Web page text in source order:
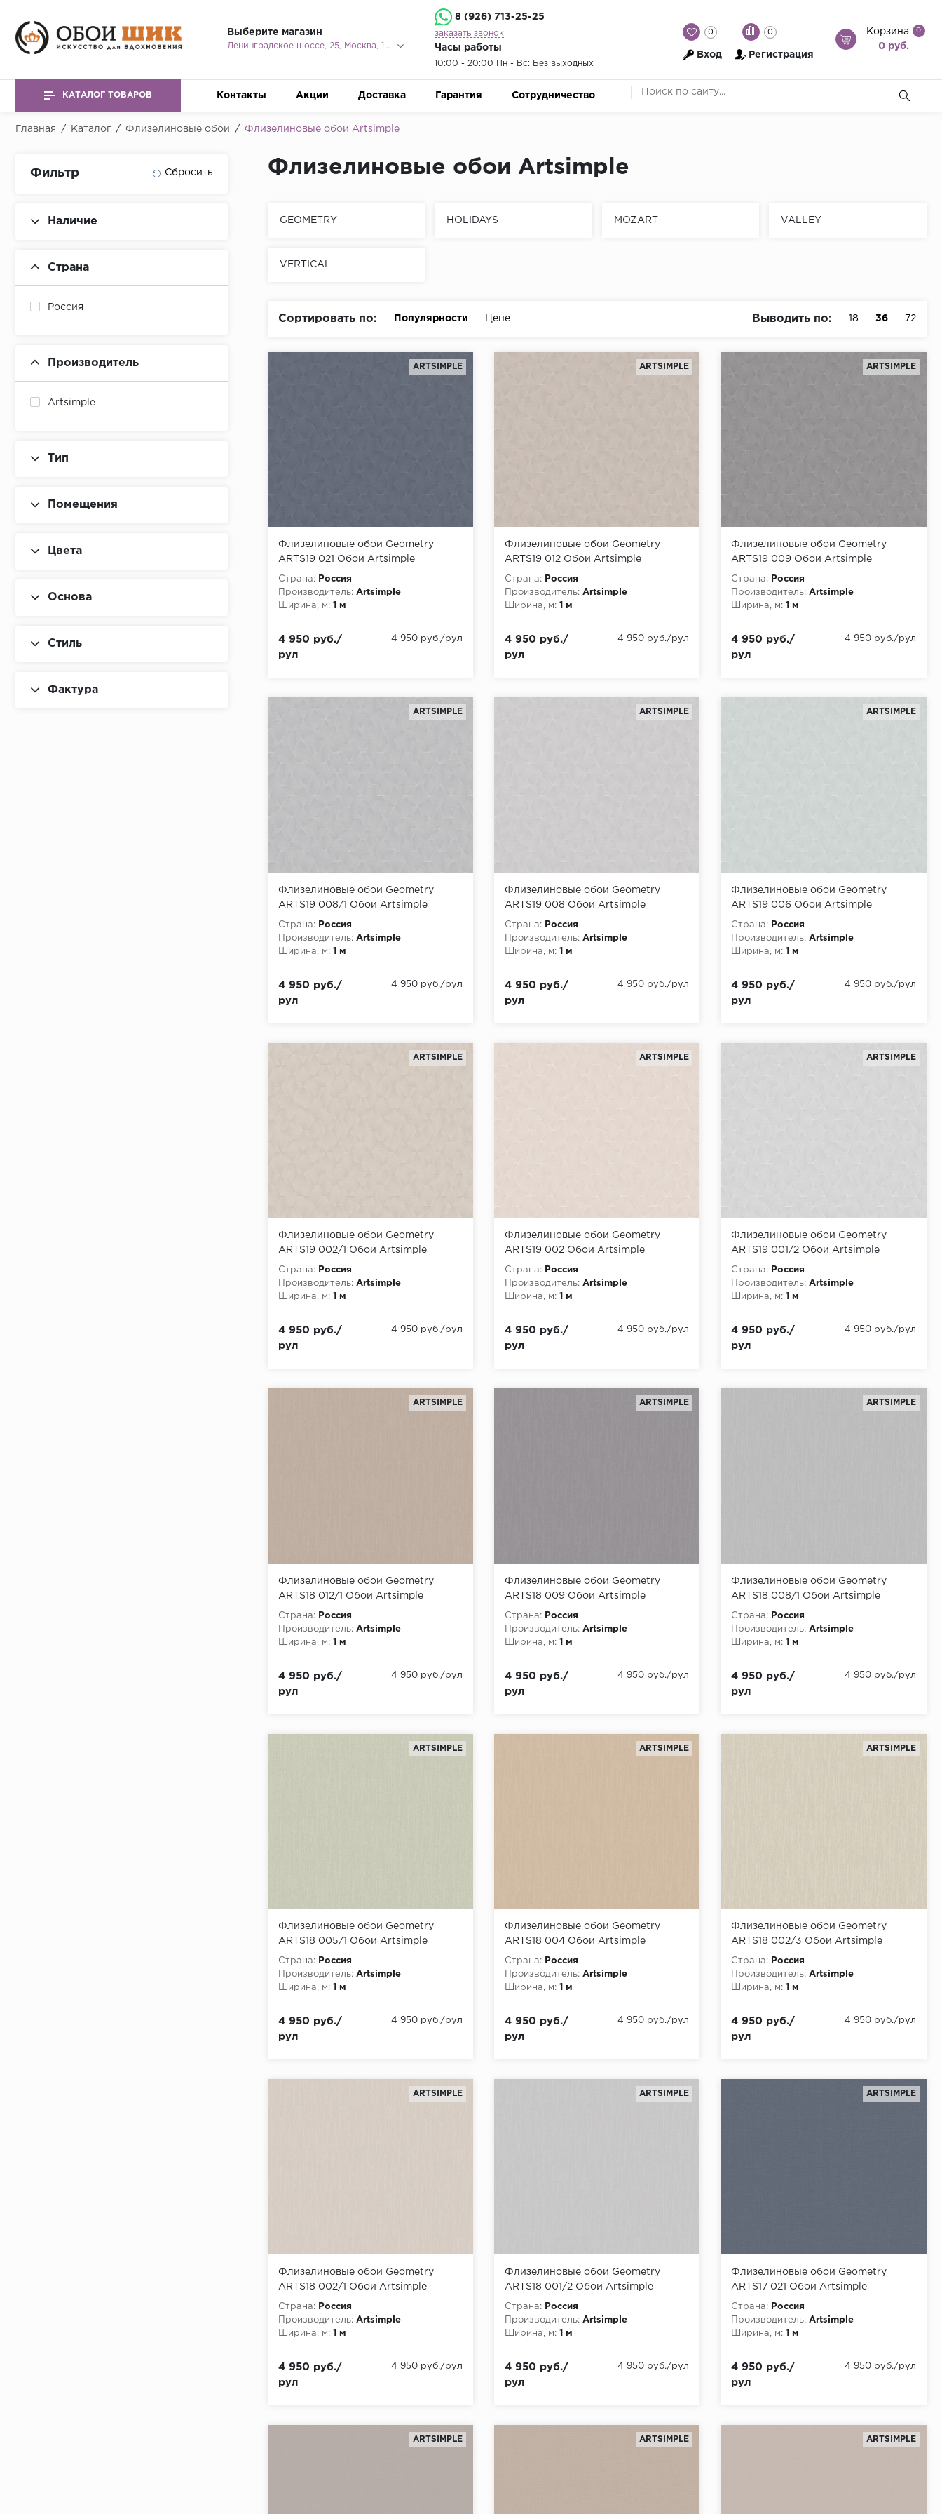
Выберите магазин
Ленинградское шоссе, 25, Москва, 125212
8 (926) 713-25-25
заказать звонок
Часы работы
10:00 - 20:00 Пн - Вс: Без выходных
0 0
Вход Регистрация
Корзина 0
0 руб.
КАТАЛОГ ТОВАРОВ Контакты Акции Доставка Гарантия Сотрудничество
Главная / Каталог / Флизелиновые обои / Флизелиновые обои Artsimple
Фильтр
Наличие
Страна
Россия
Производитель
Artsimple
Тип
Помещения
Цвета
Основа
Стиль
Фактура
Флизелиновые обои Artsimple
GEOMETRY HOLIDAYS MOZART VALLEY
VERTICAL
Сортировать по: Популярности Цене Выводить по: 18 36 72
ARTSIMPLE
Флизелиновые обои Geometry
ARTS19 021 Обои Artsimple
(Geometry) (1*6) 10,05x1,00
флизелин
Страна:
Россия
Производитель: Artsimple
Ширина, м:
1 м
4 950 руб./
рул
4 950 руб./рул
ARTSIMPLE
Флизелиновые обои Geometry
ARTS19 012 Обои Artsimple
(Geometry) (1*6) 10,05x1,00
флизелин
Страна:
Россия
Производитель: Artsimple
Ширина, м:
1 м
4 950 руб./
рул
4 950 руб./рул
ARTSIMPLE
Флизелиновые обои Geometry
ARTS19 009 Обои Artsimple
(Geometry) (1*6) 10,05x1,00
флизелин
Страна:
Россия
Производитель: Artsimple
Ширина, м:
1 м
4 950 руб./
рул
4 950 руб./рул
ARTSIMPLE
Флизелиновые обои Geometry
ARTS19 008/1 Обои Artsimple
(Geometry) (1*6) 10,05x1,00
флизелин
Страна:
Россия
Производитель: Artsimple
Ширина, м: 1 м
4 950 руб./
рул
4 950 руб./рул
ARTSIMPLE
Флизелиновые обои Geometry
ARTS19 008 Обои Artsimple
(Geometry) (1*6) 10,05x1,00
флизелин
Страна:
Россия
Производитель: Artsimple
Ширина, м: 1 м
4 950 руб./
рул
4 950 руб./рул
ARTSIMPLE
Флизелиновые обои Geometry
ARTS19 006 Обои Artsimple
(Geometry) (1*6) 10,05x1,00
флизелин
Страна:
Россия
Производитель: Artsimple
Ширина, м: 1 м
4 950 руб./
рул
4 950 руб./рул
ARTSIMPLE
Флизелиновые обои Geometry
ARTS19 002/1 Обои Artsimple
(Geometry) (1*6) 10,05x1,00
флизелин
Страна:
Россия
Производитель: Artsimple
Ширина, м: 1 м
4 950 руб./
рул
4 950 руб./рул
ARTSIMPLE
Флизелиновые обои Geometry
ARTS19 002 Обои Artsimple
(Geometry) (1*6) 10,05x1,00
флизелин
Страна:
Россия
Производитель: Artsimple
Ширина, м: 1 м
4 950 руб./
рул
4 950 руб./рул
ARTSIMPLE
Флизелиновые обои Geometry
ARTS19 001/2 Обои Artsimple
(Geometry) (1*6) 10,05x1,00
флизелин
Страна:
Россия
Производитель: Artsimple
Ширина, м: 1 м
4 950 руб./
рул
4 950 руб./рул
ARTSIMPLE
Флизелиновые обои Geometry
ARTS18 012/1 Обои Artsimple
(Geometry) (1*6) 10,05x1,00
флизелин
Страна:
Россия
Производитель: Artsimple
Ширина, м: 1 м
4 950 руб./
рул
4 950 руб./рул
ARTSIMPLE
Флизелиновые обои Geometry
ARTS18 009 Обои Artsimple
(Geometry) (1*6) 10,05x1,00
флизелин
Страна:
Россия
Производитель: Artsimple
Ширина, м: 1 м
4 950 руб./
рул
4 950 руб./рул
ARTSIMPLE
Флизелиновые обои Geometry
ARTS18 008/1 Обои Artsimple
(Geometry) (1*6) 10,05x1,00
флизелин
Страна:
Россия
Производитель: Artsimple
Ширина, м: 1 м
4 950 руб./
рул
4 950 руб./рул
ARTSIMPLE
Флизелиновые обои Geometry
ARTS18 005/1 Обои Artsimple
(Geometry) (1*6) 10,05x1,00
флизелин
Страна:
Россия
Производитель: Artsimple
Ширина, м: 1 м
4 950 руб./
рул
4 950 руб./рул
ARTSIMPLE
Флизелиновые обои Geometry
ARTS18 004 Обои Artsimple
(Geometry) (1*6) 10,05x1,00
флизелин
Страна:
Россия
Производитель: Artsimple
Ширина, м: 1 м
4 950 руб./
рул
4 950 руб./рул
ARTSIMPLE
Флизелиновые обои Geometry
ARTS18 002/3 Обои Artsimple
(Geometry) (1*6) 10,05x1,00
флизелин
Страна:
Россия
Производитель: Artsimple
Ширина, м: 1 м
4 950 руб./
рул
4 950 руб./рул
ARTSIMPLE
Флизелиновые обои Geometry
ARTS18 002/1 Обои Artsimple
(Geometry) (1*6) 10,05x1,00
флизелин
Страна:
Россия
Производитель: Artsimple
Ширина, м: 1 м
4 950 руб./
рул
4 950 руб./рул
ARTSIMPLE
Флизелиновые обои Geometry
ARTS18 001/2 Обои Artsimple
(Geometry) (1*6) 10,05x1,00
флизелин
Страна:
Россия
Производитель: Artsimple
Ширина, м: 1 м
4 950 руб./
рул
4 950 руб./рул
ARTSIMPLE
Флизелиновые обои Geometry
ARTS17 021 Обои Artsimple
(Geometry) (1*6) 10,05x1,00
флизелин
Страна:
Россия
Производитель: Artsimple
Ширина, м: 1 м
4 950 руб./
рул
4 950 руб./рул
ARTSIMPLE ARTSIMPLE ARTSIMPLE